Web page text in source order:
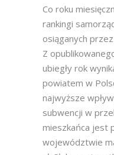
Co roku
rankingi
osiąganych
Z
ubiegły rok
powiatem w
najwyższe
subwencji w
mieszkańca jest
województwie